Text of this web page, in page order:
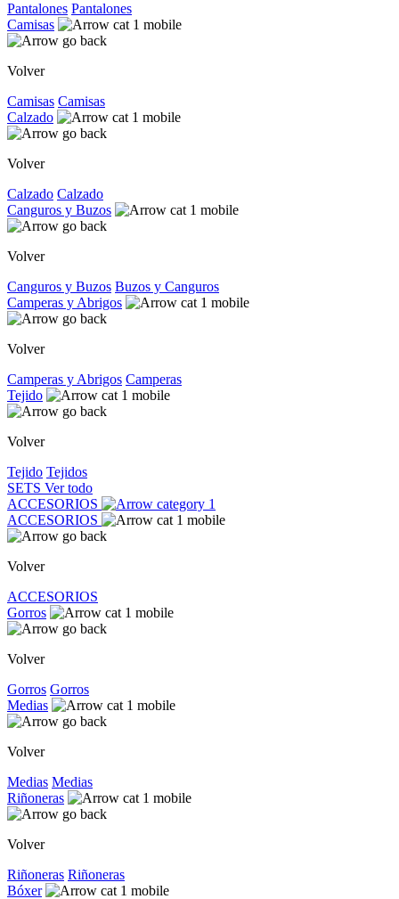
Pantalones Pantalones
Camisas
Volver
Camisas Camisas
Calzado
Volver
Calzado Calzado
Canguros y Buzos
Volver
Canguros y Buzos Buzos y Canguros
Camperas y Abrigos
Volver
Camperas y Abrigos Camperas
Tejido
Volver
Tejido Tejidos
SETS Ver todo
ACCESORIOS
ACCESORIOS
Volver
ACCESORIOS
Gorros
Volver
Gorros Gorros
Medias
Volver
Medias Medias
Riñoneras
Volver
Riñoneras Riñoneras
Bóxer